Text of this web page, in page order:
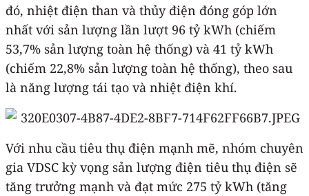
đó, nhiệt điện than và thủy điện đóng góp lớn
nhất với sản lượng lần lượt 96 tỷ kWh (chiếm
53,7% sản lượng toàn hệ thống) và 41 tỷ kWh
(chiếm 22,8% sản lượng toàn hệ thống), theo sau
là năng lượng tái tạo và nhiệt điện khí.
Với nhu cầu tiêu thụ điện mạnh mẽ, nhóm chuyên
gia VDSC kỳ vọng sản lượng điện tiêu thụ điện sẽ
tăng trưởng mạnh và đạt mức 275 tỷ kWh (tăng